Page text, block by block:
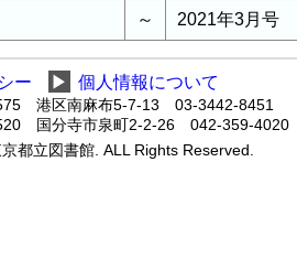
～ 2021年3月号
ー ▶ 個人情報について
港区南麻布5-7-13 03-3442-8451
国分寺市泉町2-2-26 042-359-4020
都立図書館. ALL Rights Reserved.